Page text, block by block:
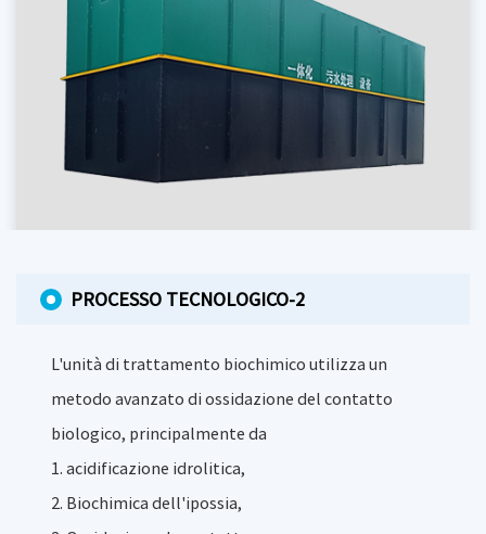
PROCESSO TECNOLOGICO-2
L'unità di trattamento biochimico utilizza un
metodo avanzato di ossidazione del contatto
biologico, principalmente da
1. acidificazione idrolitica,
2. Biochimica dell'ipossia,